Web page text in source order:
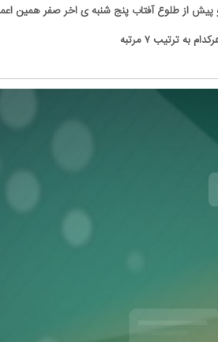
به ترتیب ۷ مرتبه
پناه؛ «جعفر ول کن!»